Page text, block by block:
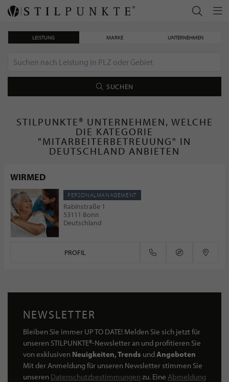
LEISTUNG MARKE UNTERNEHMEN
SUCHEN
STILPUNKTE® UNTERNEHMEN, WELCHE
DIE KATEGORIE
"MITARBEITERBETREUUNG" IN
DEUTSCHLAND ANBIETEN
WIRMED
PERSONALMANAGEMENT
Rabinstraße 1
53111 Bonn
Deutschland
PROFIL
NEWSLETTER
Bleiben Sie immer UP TO DATE! Melden Sie sich jetzt für
unseren STILPUNKTE®-Newsletter an und profitieren Sie
von exklusiven Neuigkeiten, Trends undAngeboten
Mit der Anmeldung für unseren Newsletter stimmen Sie
unseren Datenschutzbestimmungen zu. Eine Abmeldung